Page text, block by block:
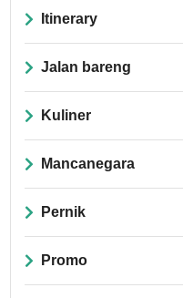
Itinerary
Jalan bareng
Kuliner
Mancanegara
Pernik
Promo